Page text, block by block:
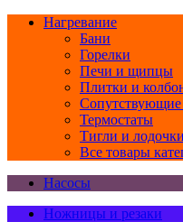
Нагревание
Бани
Горелки
Печи и щипцы
Плитки и
Сопутствующие
Термостаты
Тигли и лодочки
Все товары
Насосы
Ножницы и резаки